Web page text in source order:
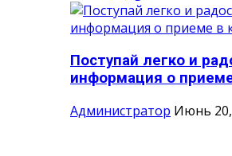
Поступай легко и
информация о
Администратор Июнь